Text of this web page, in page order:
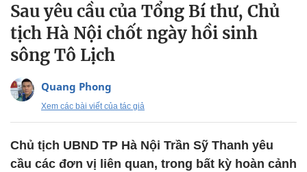
Sau yêu cầu của Tổng Bí thư, Chủ
tịch Hà Nội chốt ngày hồi sinh
sông Tô Lịch
Quang Phong
Xem các bài viết của tác giả
Chủ tịch UBND TP Hà Nội Trần Sỹ Thanh yêu
cầu các đơn vị liên quan, trong bất kỳ hoàn cảnh